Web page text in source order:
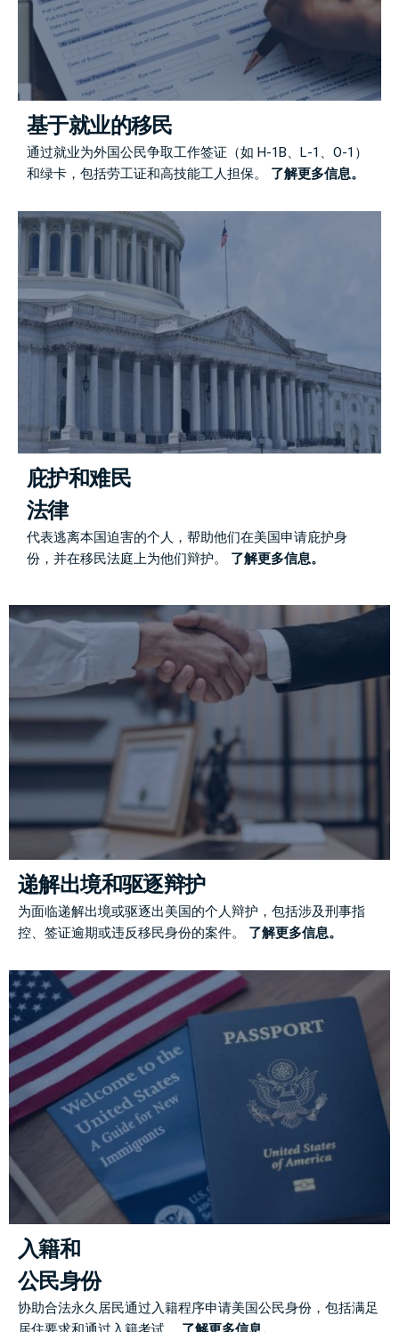
基于就业的移民
通过就业为外国公民争取工作签证（如 H-1B、L-1、O-1）
和绿卡，包括劳工证和高技能工人担保。 了解更多信息。
庇护和难民
法律
代表逃离本国迫害的个人，帮助他们在美国申请庇护身
份，并在移民法庭上为他们辩护。 了解更多信息。
递解出境和驱逐辩护
为面临递解出境或驱逐出美国的个人辩护，包括涉及刑事指
控、签证逾期或违反移民身份的案件。 了解更多信息。
入籍和
公民身份
协助合法永久居民通过入籍程序申请美国公民身份，包括满足